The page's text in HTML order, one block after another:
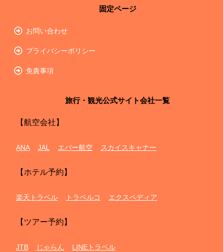
固定ページ
お問い合わせ
プライバシーポリシー
免責事項
旅行・観光公式サイト会社一覧
【航空会社】
ANA JAL エバー航空 スカイスキャナー
【ホテル予約】
楽天トラベル トラベルコ エクスペディア
【ツアー予約】
JTB じゃらん LINEトラベル